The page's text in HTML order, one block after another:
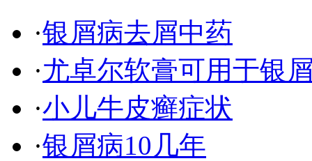
·银屑病去屑中药
·尤卓尔软膏可用于银
·小儿牛皮癣症状
·银屑病10几年